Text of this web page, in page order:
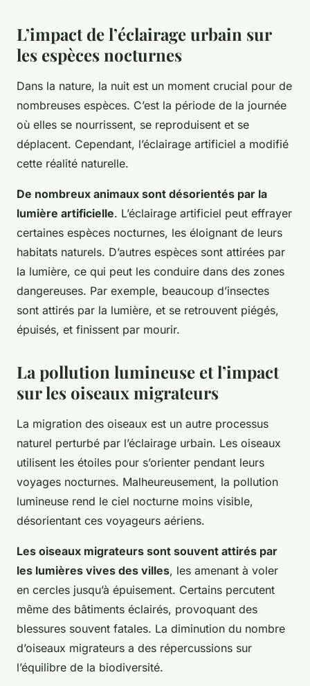
L’impact de l’éclairage urbain sur
les espèces nocturnes
Dans la nature, la nuit est un moment crucial pour de
nombreuses espèces. C’est la période de la journée
où elles se nourrissent, se reproduisent et se
déplacent. Cependant, l’éclairage artificiel a modifié
cette réalité naturelle.
De nombreux animaux sont désorientés par la
lumière artificielle. L’éclairage artificiel peut effrayer
certaines espèces nocturnes, les éloignant de leurs
habitats naturels. D’autres espèces sont attirées par
la lumière, ce qui peut les conduire dans des zones
dangereuses. Par exemple, beaucoup d’insectes
sont attirés par la lumière, et se retrouvent piégés,
épuisés, et finissent par mourir.
La pollution lumineuse et l’impact
sur les oiseaux migrateurs
La migration des oiseaux est un autre processus
naturel perturbé par l’éclairage urbain. Les oiseaux
utilisent les étoiles pour s’orienter pendant leurs
voyages nocturnes. Malheureusement, la pollution
lumineuse rend le ciel nocturne moins visible,
désorientant ces voyageurs aériens.
Les oiseaux migrateurs sont souvent attirés par
les lumières vives des villes, les amenant à voler
en cercles jusqu’à épuisement. Certains percutent
même des bâtiments éclairés, provoquant des
blessures souvent fatales. La diminution du nombre
d’oiseaux migrateurs a des répercussions sur
l’équilibre de la biodiversité.